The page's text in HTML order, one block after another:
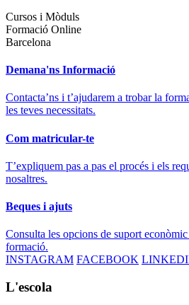
Cursos i Mòduls
Formació Online
Barcelona
Demana'ns Informació
Contacta’ns i t’ajudarem a trobar la
les teves necessitats.
Com matricular-te
T’expliquem pas a pas el procés i els
nosaltres.
Beques i ajuts
Consulta les opcions de suport
formació.
INSTAGRAM FACEBOOK
L'escola